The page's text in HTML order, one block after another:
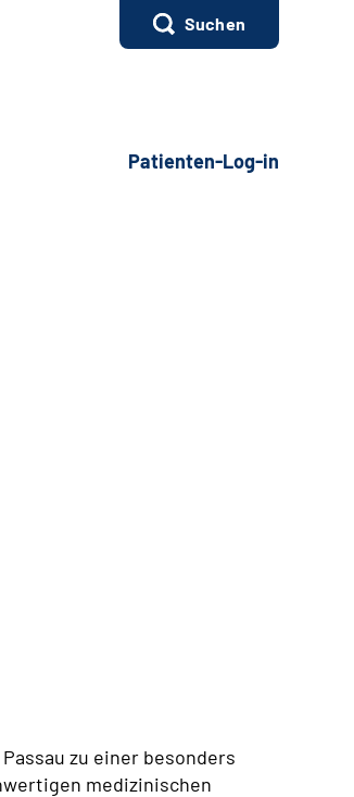
Suchen
Patienten-Log-in
zu einer besonders
medizinischen